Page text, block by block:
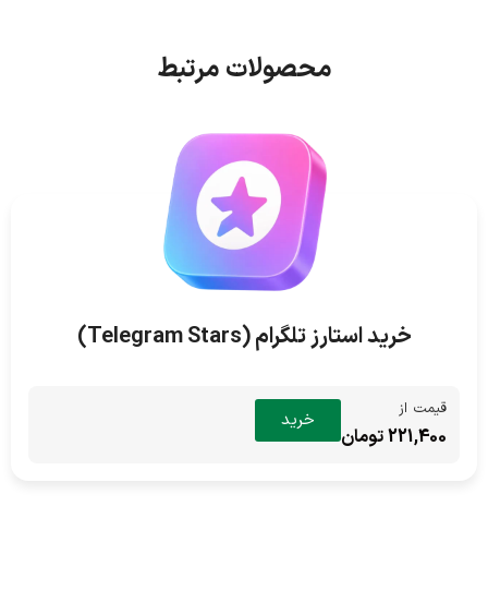
محصولات مرتبط
خرید استارز تلگرام (Telegram Stars)
قیمت از
221,400 تومان
خرید